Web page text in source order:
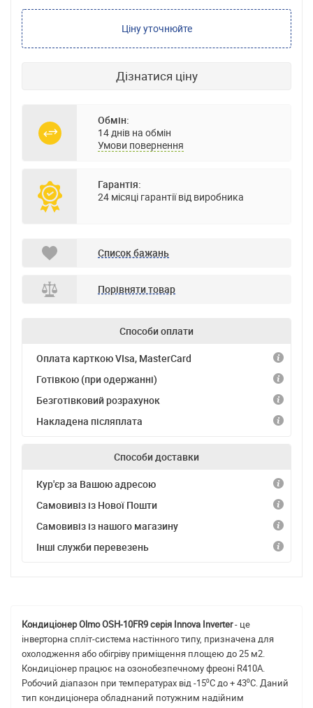
Ціну уточнюйте
Дізнатися ціну
Обмін:
14 днів на обмін
Умови повернення
Гарантія:
24 місяці гарантії від виробника
Список бажань
Порівняти товар
Способи оплати
Оплата карткою VIsa, MasterCard
Готівкою (при одержанні)
Безготівковий розрахунок
Накладена післяплата
Способи доставки
Кур'єр за Вашою адресою
Самовивіз із Нової Пошти
Самовивіз із нашого магазину
Інші служби перевезень
Кондиціонер Olmo OSH-10FR9 серія Innova Inverter- це
інверторна спліт-система настінного типу, призначена для
охолодження або обігріву приміщення площею до 25 м2.
Кондиціонер працює на озонобезпечному фреоні R410A.
Робочий діапазон при температурах від -15⁰С до + 43⁰С. Даний
тип кондиціонера обладнаний потужним надійним